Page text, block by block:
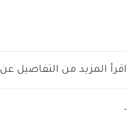
اقرأ المزيد من التفاصيل عن
.